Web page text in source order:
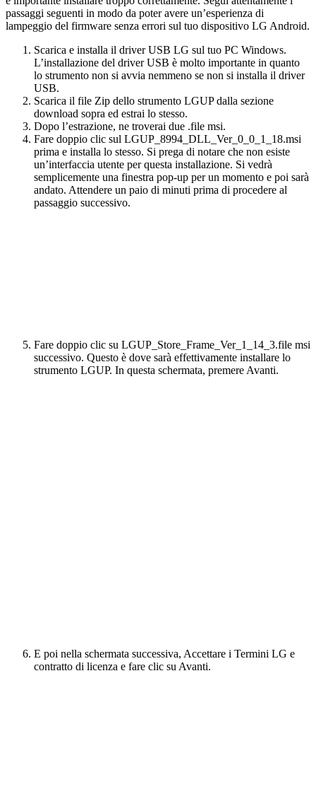
passaggi seguenti in modo da poter avere un’esperienza di
lampeggio del firmware senza errori sul tuo dispositivo LG Android.
Scarica e installa il driver USB LG sul tuo PC Windows.
L’installazione del driver USB è molto importante in quanto
lo strumento non si avvia nemmeno se non si installa il driver
USB.
Scarica il file Zip dello strumento LGUP dalla sezione
download sopra ed estrai lo stesso.
Dopo l’estrazione, ne troverai due .file msi.
Fare doppio clic sul LGUP_8994_DLL_Ver_0_0_1_18.msi
prima e installa lo stesso. Si prega di notare che non esiste
un’interfaccia utente per questa installazione. Si vedrà
semplicemente una finestra pop-up per un momento e poi sarà
andato. Attendere un paio di minuti prima di procedere al
passaggio successivo.
Fare doppio clic su LGUP_Store_Frame_Ver_1_14_3.file msi
successivo. Questo è dove sarà effettivamente installare lo
strumento LGUP. In questa schermata, premere Avanti.
E poi nella schermata successiva, Accettare i Termini LG e
contratto di licenza e fare clic su Avanti.